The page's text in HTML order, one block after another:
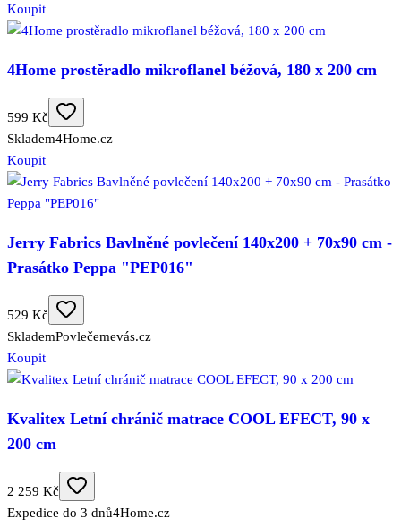
Koupit
4Home prostěradlo mikroflanel béžová, 180 x 200 cm
599 Kč
Skladem4Home.cz
Koupit
Jerry Fabrics Bavlněné povlečení 140x200 + 70x90 cm -
Prasátko Peppa "PEP016"
529 Kč
SklademPovlečemevás.cz
Koupit
Kvalitex Letní chránič matrace COOL EFECT, 90 x
200 cm
2 259 Kč
Expedice do 3 dnů4Home.cz